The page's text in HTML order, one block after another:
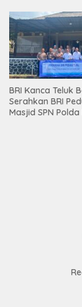
BRI Kanca Teluk
Serahkan BRI
Masjid SPN